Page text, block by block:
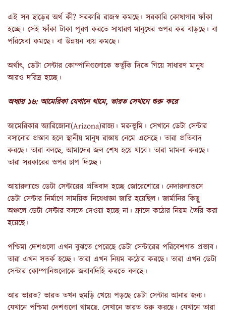
এই সব ছাড়ের অর্থ কী? সরকারি রাজস্ব কমছে। সরকারি কোষাগার ফাঁকা
হচ্ছে। সেই ফাঁকা টাকা পূরণ করতে সাধারণ মানুষের ওপর কর বাড়ছে। বা
পরিষেবা কমছে। বা উন্নয়ন ব্যয় কমছে।
অর্থাৎ, ডেটা সেন্টার কোম্পানিগুলোকে ভর্তুকি দিতে গিয়ে সাধারণ মানুষ
আরও দরিদ্র হচ্ছে।
অধ্যায় ১৬: আমেরিকা যেখানে থামে, ভারত সেখানে শুরু করে
আমেরিকার অ্যারিজোনা(Arizona)রাজ্য। মরুভূমি। সেখানে ডেটা সেন্টার
বসানোর প্রস্তাব হলে স্থানীয় মানুষ রাস্তায় নেমে এসেছে। তারা প্রতিবাদ
করছে। তারা বলছে, আমাদের জল শেষ হয়ে যাবে। তারা মামলা করছে।
তারা সরকারের ওপর চাপ দিচ্ছে।
আয়ারল্যান্ডে ডেটা সেন্টারের প্রতিবাদ হচ্ছে জোরেশোরে। নেদারল্যান্ডসে
ডেটা সেন্টার নির্মাণে সাময়িক নিষেধাজ্ঞা জারি হয়েছিল। জার্মানির কিছু
অঞ্চলে ডেটা সেন্টার বসতে দেওয়া হচ্ছে না। ফ্রান্সে কঠোর নিয়ম তৈরি করা
হয়েছে।
পশ্চিমা দেশগুলো এখন বুঝতে পেরেছে ডেটা সেন্টারের পরিবেশগত প্রভাব।
তারা এখন সতর্ক হচ্ছে। তারা এখন নিয়ম কঠোর করছে। তারা এখন ডেটা
সেন্টার কোম্পানিগুলোকে জবাবদিহি করতে বলছে।
আর ভারত? ভারত তখন হুমড়ি খেয়ে পড়ছে ডেটা সেন্টার আনার জন্য।